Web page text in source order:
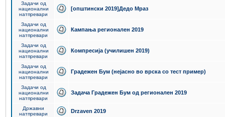
Задачи од
национални
натпревари
[општински 2019]Дедо Мраз
Задачи од
национални
натпревари
Кампања регионален 2019
Задачи од
национални
натпревари
Компресија (училишен 2019)
Задачи од
национални
натпревари
Градежен Бум (нејасно во врска со тест пример)
Задачи од
национални
натпревари
Задача Градежен Бум од регионален 2019
Државни
натпревари
Drzaven 2019